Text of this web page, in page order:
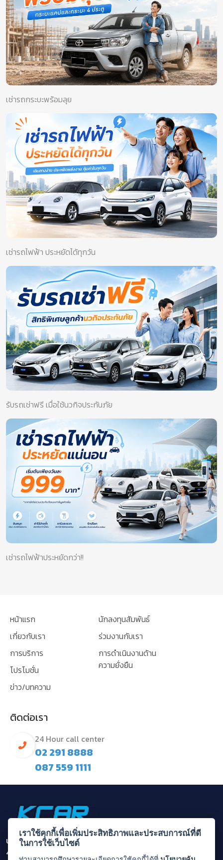
เช่ารถกระบะพร้อมลุย
เช่ารถไฟฟ้า ประหยัดได้ทุกวัน
รับรถเช่าฟรี เมื่อใช้นวกิจประกันภัย
เช่ารถไฟฟ้าประหยัดกว่า!!
หน้าแรก
เกี่ยวกับเรา
การบริการ
โปรโมชั่น
ข่าว/บทความ
นักลงทุนสัมพันธ์
ร่วมงานกับเรา
การดำเนินงานด้าน
ความยั่งยืน
ติดต่อเรา
24 Hour call center
02 291 8888
087 559 1111
บริษัท กรุงไทยคาร์เร้นท์ แอนด์ ลีส จำกัด (มหาชน)
455/1 ถนนพระราม 3 แขวงบางโคล่ เขตบางคอแหลม กรุงเทพ
เราใช้คุกกี้เพื่อเพิ่มประสิทธิภาพและประสบการณ์ที่ดี
ในการใช้เว็บไซต์